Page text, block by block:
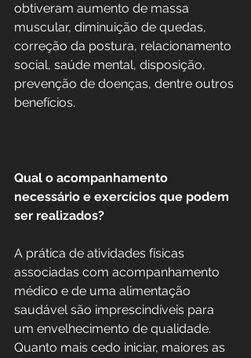
obtiveram aumento de massa
muscular, diminuição de quedas,
correção da postura, relacionamento
social, saúde mental, disposição,
prevenção de doenças, dentre outros
benefícios.
Qual o acompanhamento
necessário e exercícios que podem
ser realizados?
A prática de atividades físicas
associadas com acompanhamento
médico e de uma alimentação
saudável são imprescindíveis para
um envelhecimento de qualidade.
Quanto mais cedo iniciar, maiores as